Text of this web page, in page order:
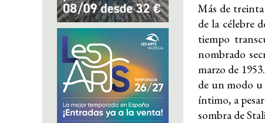
Más de
de la célebre
tiempo
nombrado
marzo de
de un modo u
íntimo, a
sombra de